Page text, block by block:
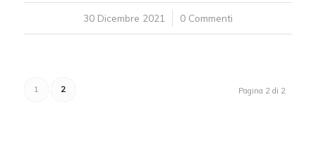
30 Dicembre 2021
/ 0 Commenti
Pagina 2 di 2
1 2